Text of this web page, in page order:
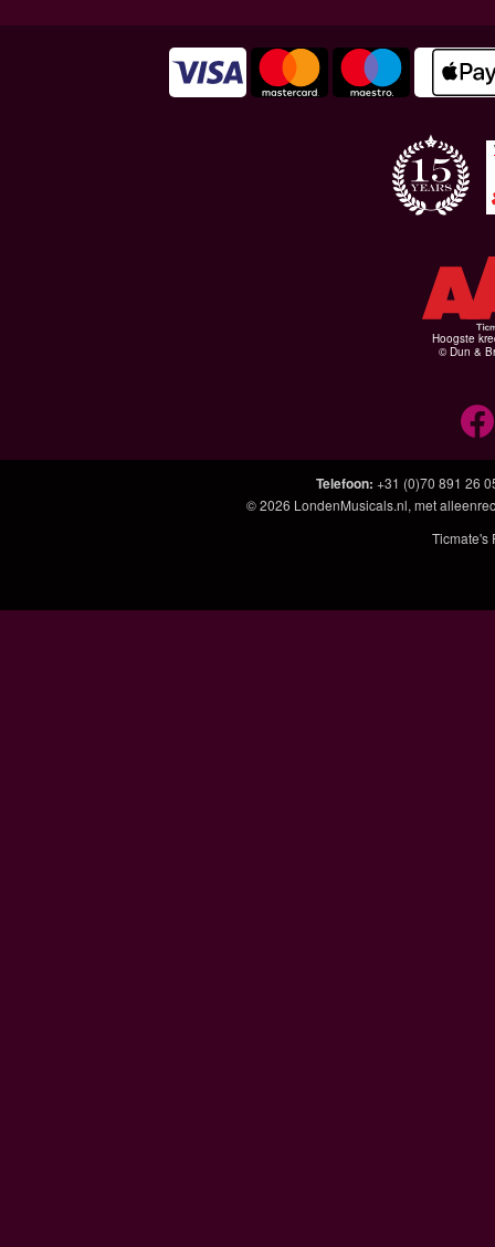
Hoogste
© Dun &
Telefoon: +31 (0)70 891 26
© 2026 LondenMusicals.nl, met
Ticmate's